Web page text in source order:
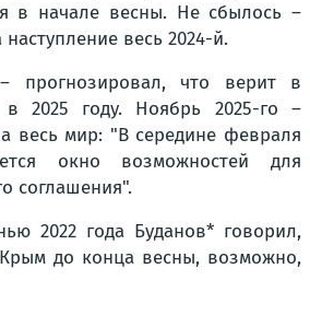
в начале весны. Не сбылось –
весь 2024-й.
прогнозировал, что верит в
2025 году. Ноябрь 2025-го –
весь мир: "В середине февраля
окно возможностей для
соглашения".
2022 года Буданов* говорил,
до конца весны, возможно,